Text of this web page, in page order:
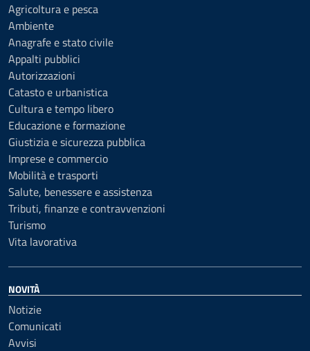
Agricoltura e pesca
Ambiente
Anagrafe e stato civile
Appalti pubblici
Autorizzazioni
Catasto e urbanistica
Cultura e tempo libero
Educazione e formazione
Giustizia e sicurezza pubblica
Imprese e commercio
Mobilità e trasporti
Salute, benessere e assistenza
Tributi, finanze e contravvenzioni
Turismo
Vita lavorativa
NOVITÀ
Notizie
Comunicati
Avvisi